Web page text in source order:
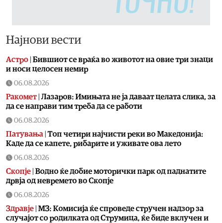
Најнови вести
Астро Бившиот се враќа во животот на овие три знаци
и носи целосен немир
06.08.2026
Ракомет| Лазаров: Имињата не ја даваат целата слика, за
да се направи тим треба да се работи
06.08.2026
Патувања Топ четири најчисти реки во Македонија:
Каде да се капете, рибарите и уживате ова лето
06.08.2026
Скопје Водно ќе добие моторички парк од паднатите
дрвја од невремето во Скопје
06.08.2026
Здравје МЗ: Комисија ќе спроведе стручен надзор за
случајот со родилката од Струмица, ќе биде вклучен и